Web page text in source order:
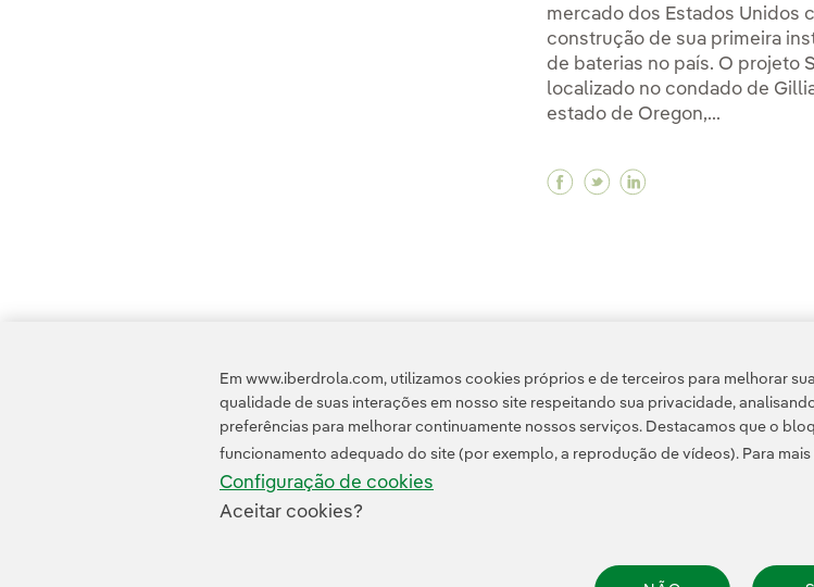
mercado dos Estados Unidos
construção de sua primeira
de baterias no país. O projeto
localizado no condado de
estado de Oregon,...
Facebook Iberdrola
Twitter Iberdrola
Linkedin
Transparência no uso da IA
Em www.iberdrola.com, utilizamos cookies próprios e de terceiros para melhorar
qualidade de suas interações em nosso site respeitando sua privacidade,
preferências para melhorar continuamente nossos serviços. Destacamos que o
funcionamento adequado do site (por exemplo, a reprodução de vídeos). Para
Configuração de cookies
Aceitar cookies?